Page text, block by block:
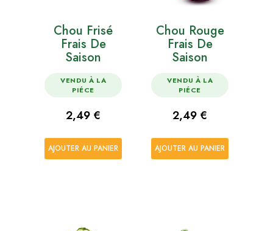
Chou Frisé
Frais De
Saison
VENDU À LA
PIÉCE
Prix
2,49 €
AJOUTER AU PANIER
Chou Rouge
Frais De
Saison
VENDU À LA
PIÉCE
Prix
2,49 €
AJOUTER AU PANIER